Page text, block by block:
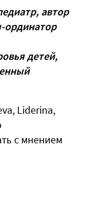
автор
ординатор
детей,
Liderina,
с мнением